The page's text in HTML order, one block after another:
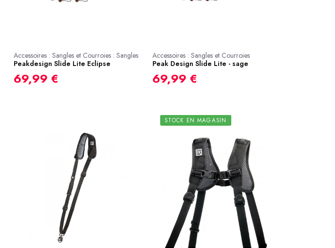
Accessoires : Sangles et Courroies : Sangles
Peakdesign Slide Lite Eclipse
69,99 €
Accessoires : Sangles et Courroies
Peak Design Slide Lite - sage
69,99 €
STOCK EN MAGASIN